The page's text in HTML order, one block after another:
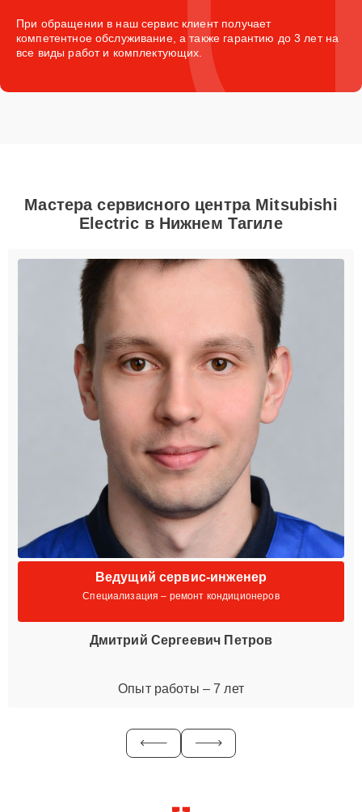
При обращении в наш сервис клиент получает
компетентное обслуживание, а также гарантию до 3 лет на
все виды работ и комплектующих.
Мастера сервисного центра Mitsubishi
Electric в Нижнем Тагиле
Ведущий сервис-инженер
Специализация – ремонт кондиционеров
Дмитрий Сергеевич Петров
Опыт работы – 7 лет